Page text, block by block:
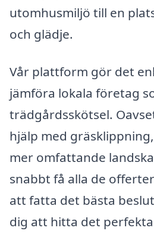
utomhusmiljö till en
och glädje.
Vår plattform gör det
jämföra lokala företag
trädgårdsskötsel.
hjälp med
mer omfattande
snabbt få alla de
att fatta det bästa
dig att hitta det